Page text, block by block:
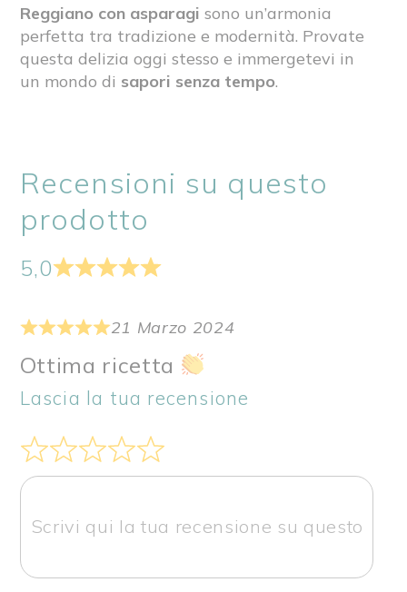
Reggiano con asparagi sono un’armonia
perfetta tra tradizione e modernità. Provate
questa delizia oggi stesso e immergetevi in ​​
un mondo di sapori senza tempo.
Recensioni su questo
prodotto
5,0
Ottima ricetta
21 Marzo 2024
Lascia la tua recensione